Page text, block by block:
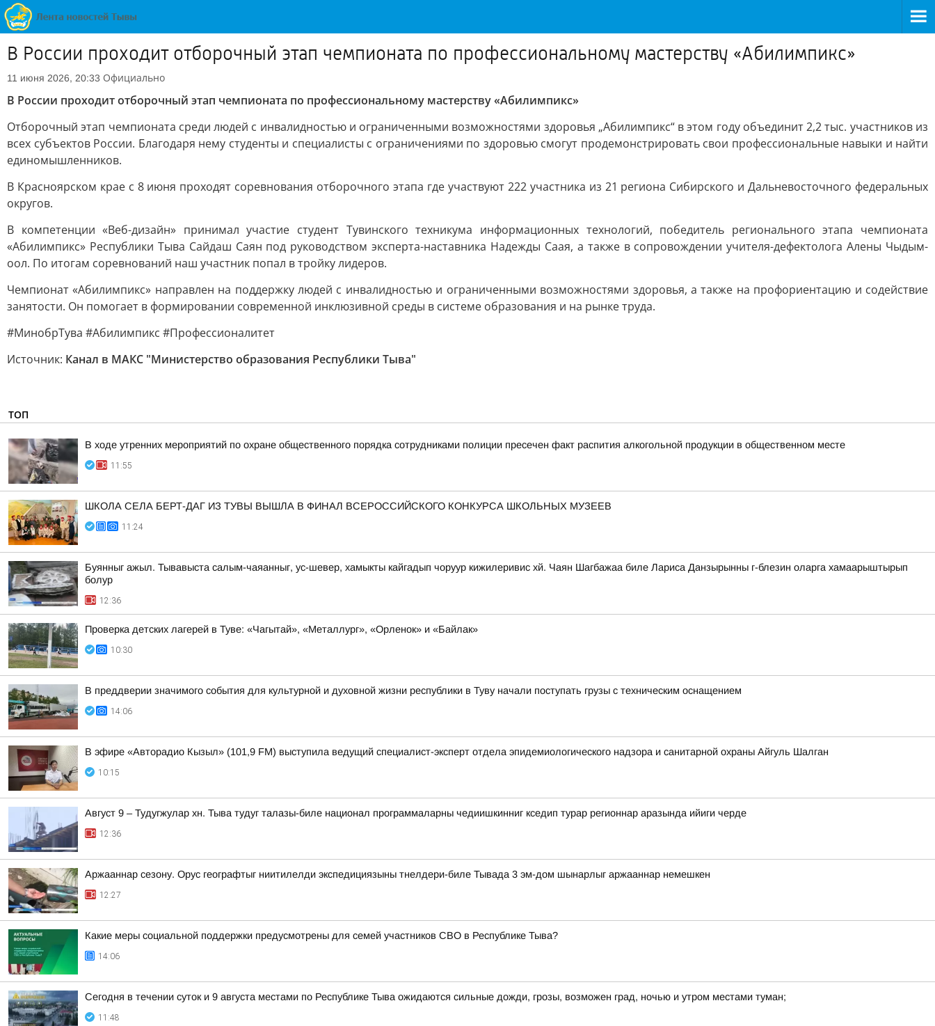
В России проходит отборочный этап чемпионата по профессиональному мастерству «Абилимпикс»
11 июня 2026, 20:33 Официально
В России проходит отборочный этап чемпионата по профессиональному мастерству «Абилимпикс»
Отборочный этап чемпионата среди людей с инвалидностью и ограниченными возможностями здоровья „Абилимпикс“ в этом году объединит 2,2 тыс. участников из
всех субъектов России. Благодаря нему студенты и специалисты с ограничениями по здоровью смогут продемонстрировать свои профессиональные навыки и найти
единомышленников.
В Красноярском крае с 8 июня проходят соревнования отборочного этапа где участвуют 222 участника из 21 региона Сибирского и Дальневосточного федеральных
округов.
В компетенции «Веб-дизайн» принимал участие студент Тувинского техникума информационных технологий, победитель регионального этапа чемпионата
«Абилимпикс» Республики Тыва Сайдаш Саян под руководством эксперта-наставника Надежды Саая, а также в сопровождении учителя-дефектолога Алены Чыдым-
оол. По итогам соревнований наш участник попал в тройку лидеров.
Чемпионат «Абилимпикс» направлен на поддержку людей с инвалидностью и ограниченными возможностями здоровья, а также на профориентацию и содействие
занятости. Он помогает в формировании современной инклюзивной среды в системе образования и на рынке труда.
#МинобрТува #Абилимпикс #Профессионалитет
Источник: Канал в МАКС "Министерство образования Республики Тыва"
ТОП
В ходе утренних мероприятий по охране общественного порядка сотрудниками полиции пресечен факт распития алкогольной продукции в общественном месте
11:55
ШКОЛА СЕЛА БЕРТ-ДАГ ИЗ ТУВЫ ВЫШЛА В ФИНАЛ ВСЕРОССИЙСКОГО КОНКУРСА ШКОЛЬНЫХ МУЗЕЕВ
11:24
Буянныг ажыл. Тывавыста салым-чаяанныг, ус-шевер, хамыкты кайгадып чоруур кижилеривис хй. Чаян Шагбажаа биле Лариса Данзырынны г-блезин оларга хамаарыштырып
болур
12:36
Проверка детских лагерей в Туве: «Чагытай», «Металлург», «Орленок» и «Байлак»
10:30
В преддверии значимого события для культурной и духовной жизни республики в Туву начали поступать грузы с техническим оснащением
14:06
В эфире «Авторадио Кызыл» (101,9 FM) выступила ведущий специалист-эксперт отдела эпидемиологического надзора и санитарной охраны Айгуль Шалган
10:15
Август 9 – Тудугжулар хн. Тыва тудуг талазы-биле национал программаларны чедиишкинниг кседип турар регионнар аразында ийиги черде
12:36
Аржааннар сезону. Орус географтыг ниитилелди экспедициязыны тнелдери-биле Тывада 3 эм-дом шынарлыг аржааннар немешкен
12:27
Какие меры социальной поддержки предусмотрены для семей участников СВО в Республике Тыва?
14:06
Сегодня в течении суток и 9 августа местами по Республике Тыва ожидаются сильные дожди, грозы, возможен град, ночью и утром местами туман;
11:48